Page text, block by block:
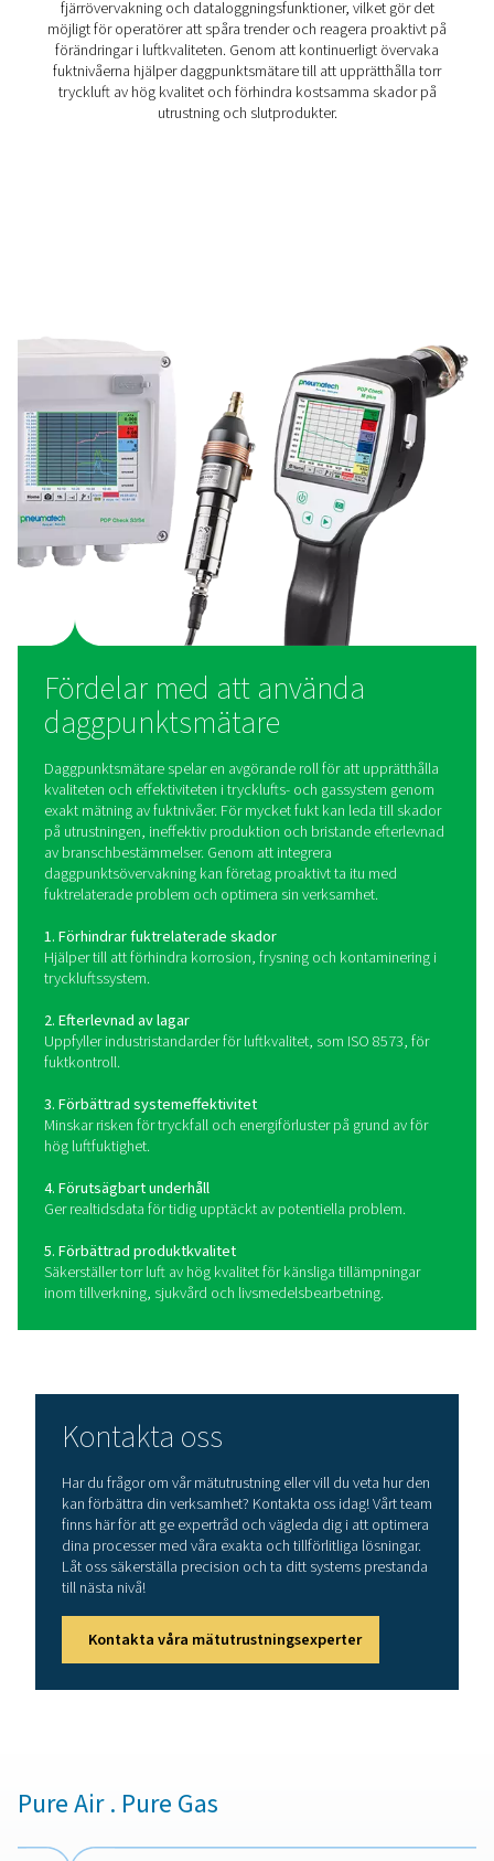
PDP-kontroll 500 S2/S1
PDP Check 500 S2/S1 är en daggpunktsmätare med
utformad för kyl-, membran- och adsorptionstorkar.
integrerad display, larmrelä och Modbus-RTU-
tillhandahåller den övervakning och varningar i
säkerställer torr luft av hög kvalitet och
Hur fungerar
daggpunktsmätare?
Daggpunktsmätare mäter vid vilken temperatur fukt i
sensorteknik, som kapacitiv, kyld spegel eller
för att detektera luftfuktighetsnivåer och ge
daggpunktsavläsningar. Vissa mätare erbjuder digitala
fjärrövervakning och dataloggningsfunktioner, vilket
möjligt för operatörer att spåra trender och reagera
förändringar i luftkvaliteten. Genom att kontinuerligt